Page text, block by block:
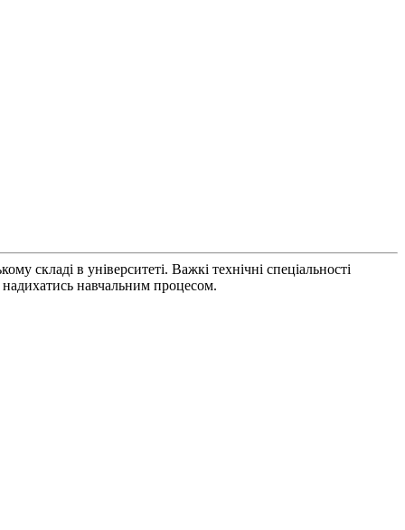
складі в університеті. Важкі технічні спеціальності
навчальним процесом.